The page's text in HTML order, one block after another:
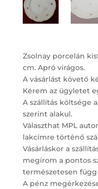
Zsolnay porcelán
cm. Apró virágos.
A vásárlást követő
Kérem az ügyletet
A szállítás költsége
szerint alakul.
Választhat MPL
lakcímre történő
Vásárláskor a
megírom a pontos
természetesen függ
A pénz